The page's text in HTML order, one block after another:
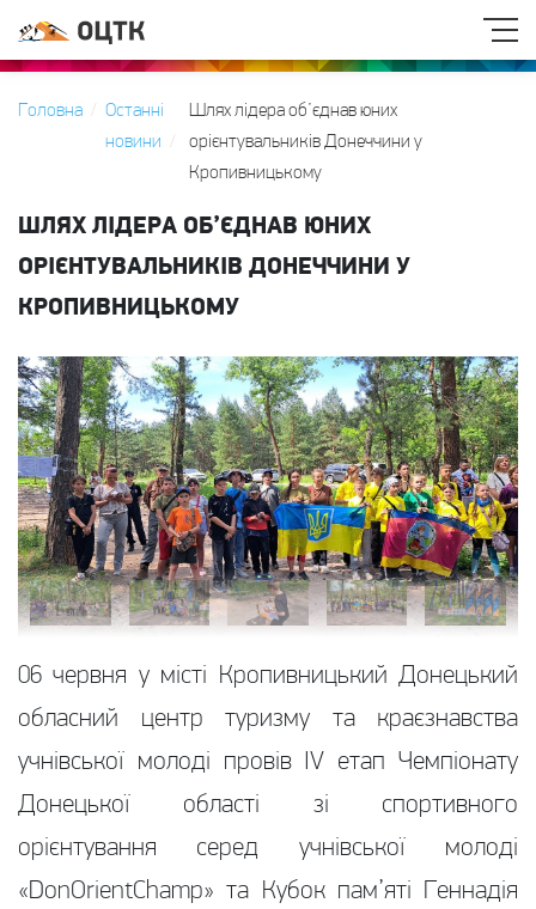
Головна
Останні
новини
Шлях лідера об’єднав юних
орієнтувальників Донеччини у
Кропивницькому
ШЛЯХ ЛІДЕРА ОБ’ЄДНАВ ЮНИХ
ОРІЄНТУВАЛЬНИКІВ ДОНЕЧЧИНИ У
КРОПИВНИЦЬКОМУ
06 червня у місті Кропивницький Донецький
обласний центр туризму та краєзнавства
учнівської молоді провів IV етап Чемпіонату
Донецької області зі спортивного
орієнтування серед учнівської молоді
«DonOrientChamp» та Кубок пам’яті Геннадія